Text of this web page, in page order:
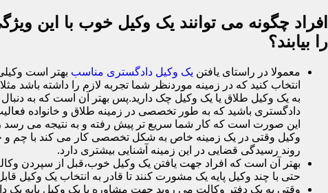
افراد چگونه می توانند یک وکیل خوب با این
را بیابند؟
معمولا در راستای یافتن یک وکیل دادگستری مناسب بهتر است وکیلی
انتخاب کنید که در زمینه موردنظر شما تجربه لازم را داشته باشد مثلا
به یک وکیل طلاق یا یک وکیل چک دارید.پس بهتر آن است که به
دادگستری باشید که به طور تخصصی در زمینه طلاق و خانواده
این صورت است که کار شما سریع تر پیش رفته و به نتیجه می رسد
وکیل وقتی در یک زمینه خاص به شکل تخصصی کار می کند با چم و
روند رسیدگی قضایی در این زمینه آشنایی بیشتری دارد.
بهتر آن است که افراد جهت یافتن یک وکیل خوب،قبل از سپردن
حتی با چند وکیل پایه یک مشورت کنند تا قادر به انتخاب یک وکیل
وقتی به یک دفتر وکالت می روید جهت مشاوره با یک وکیل پایه یک